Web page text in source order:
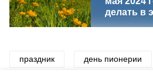
делать в
праздник день пионерии